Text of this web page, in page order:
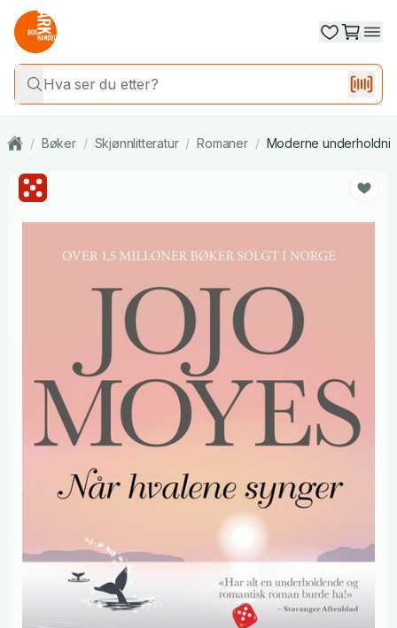
/ Bøker / Skjønnlitteratur / Romaner / Moderne